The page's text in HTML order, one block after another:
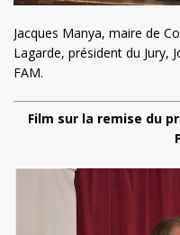
Jacques Manya, maire de
Lagarde, président du Jury,
FAM.
Film sur la remise du